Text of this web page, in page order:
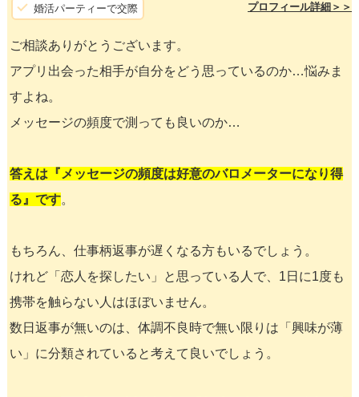
婚活パーティーで交際 プロフィール詳細＞＞
ご相談ありがとうございます。
アプリ出会った相手が自分をどう思っているのか…悩みま
すよね。
メッセージの頻度で測っても良いのか…
答えは『メッセージの頻度は好意のバロメーターになり得
る』です。
もちろん、仕事柄返事が遅くなる方もいるでしょう。
けれど「恋人を探したい」と思っている人で、1日に1度も
携帯を触らない人はほぼいません。
数日返事が無いのは、体調不良時で無い限りは「興味が薄
い」に分類されていると考えて良いでしょう。